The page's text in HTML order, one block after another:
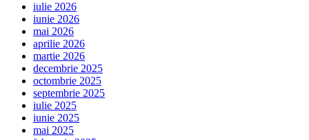
iulie 2026
iunie 2026
mai 2026
aprilie 2026
martie 2026
decembrie 2025
octombrie 2025
septembrie 2025
iulie 2025
iunie 2025
mai 2025